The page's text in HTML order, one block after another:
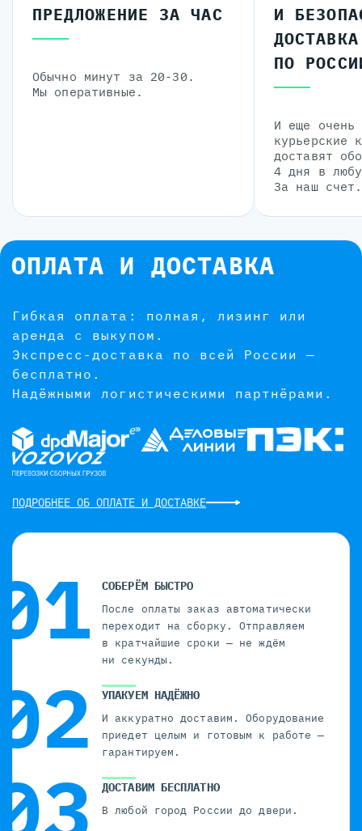
ПРЕДЛОЖЕНИЕ ЗА ЧАС
Обычно минут за 20-30.
Мы оперативные.
И
ДОСТАВКА
ПО
И еще очень
курьерские
доставят
4 дня в
За наш счет.
ОПЛАТА И ДОСТАВКА
Гибкая оплата: полная, лизинг или
аренда с выкупом.
Экспресс-доставка по всей России —
бесплатно.
Надёжными логистическими партнёрами.
ПОДРОБНЕЕ ОБ ОПЛАТЕ И ДОСТАВКЕ
СОБЕРЁМ БЫСТРО
После оплаты заказ автоматически
переходит на сборку. Отправляем
в кратчайшие сроки — не ждём
ни секунды.
УПАКУЕМ НАДЁЖНО
И аккуратно доставим. Оборудование
приедет целым и готовым к работе —
гарантируем.
ДОСТАВИМ БЕСПЛАТНО
В любой город России до двери.